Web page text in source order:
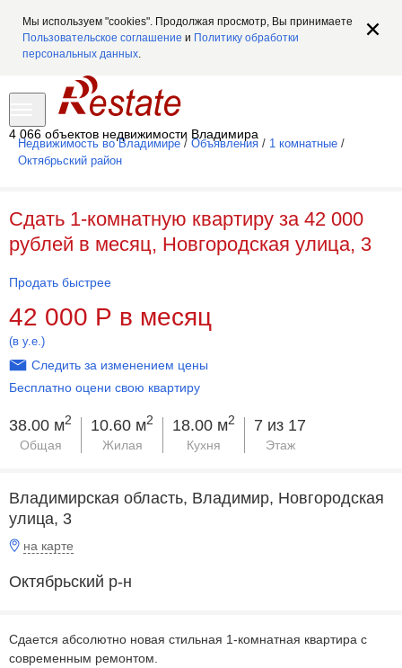
Мы используем "cookies". Продолжая просмотр, Вы принимаете
Пользовательское соглашение и Политику обработки
персональных данных.
4 066 объектов недвижимости Владимира
Недвижимость во Владимире / Объявления / 1 комнатные /
Октябрьский район
Сдать 1-комнатную квартиру за 42 000
рублей в месяц, Новгородская улица, 3
Продать быстрее
42 000 Р в месяц
(в у.е.)
Следить за изменением цены
Бесплатно оцени свою квартиру
38.00 м2
Общая
10.60 м2
Жилая
18.00 м2
Кухня
7 из 17
Этаж
Владимирская область, Владимир, Новгородская
улица, 3
на карте
Октябрьский р-н
Сдается абсолютно новая стильная 1-комнатная квартира с
современным ремонтом.